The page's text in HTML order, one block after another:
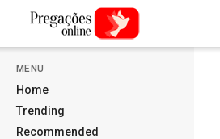
MENU
Home
Trending
Recommended